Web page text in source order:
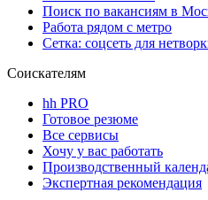
Поиск по вакансиям в
Работа рядом с метро
Сетка: соцсеть для
Соискателям
hh PRO
Готовое резюме
Все сервисы
Хочу у вас работать
Производственный
Экспертная рекомендация